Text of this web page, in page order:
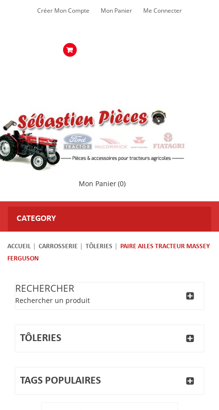
Créer Mon Compte Mon Panier Me Connecter
Mon Panier(0)
CATEGORY
ACCUEIL CARROSSERIE TÔLERIES
PAIRE AILES TRACTEUR MASSEY
FERGUSON
RECHERCHER
Rechercher un produit
TÔLERIES
TAGS POPULAIRES